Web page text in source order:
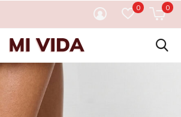
0 0